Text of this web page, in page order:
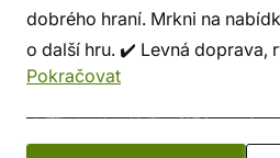
dobrého hraní. Mrkni na
o další hru. ✔️ Levná doprava,
a bezpečný nákup!
Pokračovat